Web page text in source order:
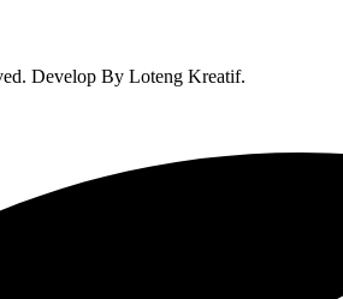
Develop By Loteng Kreatif.